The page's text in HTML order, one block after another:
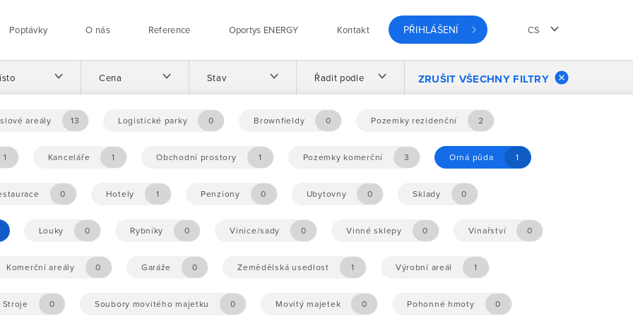
Poptávky O nás Reference Oportys ENERGY Kontakt PŘIHLÁŠENÍ CS
areály 13 Logistické parky 0 Brownfieldy 0 Pozemky rezidenční 2
1 Kanceláře 1 Obchodní prostory 1 Pozemky komerční 3 Orná půda 1
0 Hotely 1 Penziony 0 Ubytovny 0 Sklady 0
Louky 0 Rybníky 0 Vinice/sady 0 Vinné sklepy 0 Vinařství 0
Komerční areály 0 Garáže 0 Zemědělská usedlost 1 Výrobní areál 1
Stroje 0 Soubory movitého majetku 0 Movitý majetek 0 Pohonné hmoty 0
Cena Stav Řadit podle ZRUŠIT VŠECHNY FILTRY